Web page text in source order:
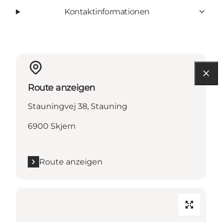
Kontaktinformationen
Route anzeigen
Stauningvej 38, Stauning
6900 Skjern
Route anzeigen